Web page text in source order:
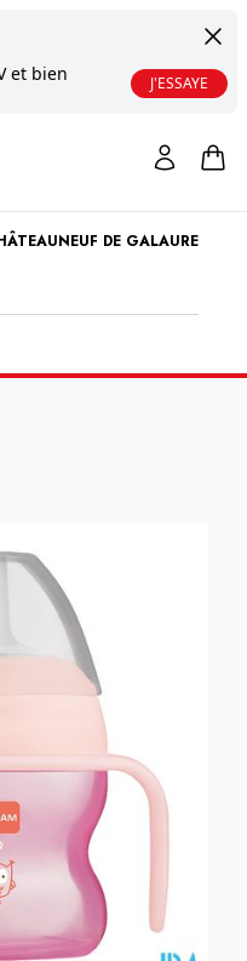
et bien
J'ESSAYE
DE GALAURE